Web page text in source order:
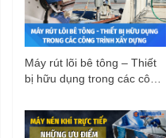
Máy rút lõi bê tông – Thiết
bị hữu dụng trong các công